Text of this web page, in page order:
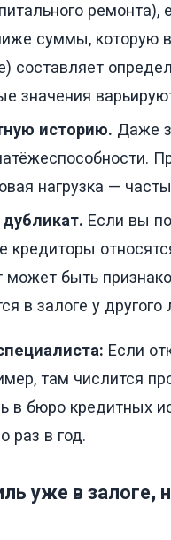
ремонта),
суммы, которую
составляет
значения
историю. Даже
нагрузка —
Если вы
кредиторы
быть
в залоге у другого
Если
там числится
в бюро кредитных
раз в год.
уже в залоге,